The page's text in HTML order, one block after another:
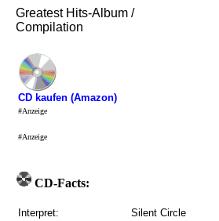
Greatest Hits-Album /
Compilation
CD kaufen (Amazon)
#Anzeige
#Anzeige
CD-Facts:
Interpret:
Silent Circle